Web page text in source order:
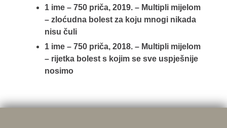
1 ime – 750 priča, 2019. – Multipli mijelom
– zloćudna bolest za koju mnogi nikada
nisu čuli
1 ime – 750 priča, 2018. – Multipli mijelom
– rijetka bolest s kojim se sve uspješnije
nosimo